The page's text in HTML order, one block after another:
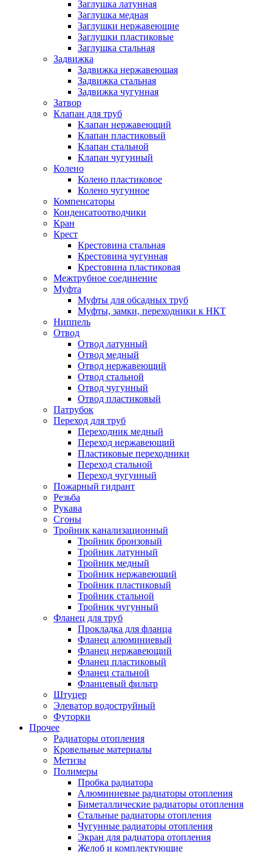
Заглушка латунная
Заглушка медная
Заглушки нержавеющие
Заглушки пластиковые
Заглушка стальная
Задвижка
Задвижка нержавеющая
Задвижка стальная
Задвижка чугунная
Затвор
Клапан для труб
Клапан нержавеющий
Клапан пластиковый
Клапан стальной
Клапан чугунный
Колено
Колено пластиковое
Колено чугунное
Компенсаторы
Конденсатоотводчики
Кран
Крест
Крестовина стальная
Крестовина чугунная
Крестовина пластиковая
Межтрубное соединение
Муфта
Муфты для обсадных труб
Муфты, замки, переходники к НКТ
Ниппель
Отвод
Отвод латунный
Отвод медный
Отвод нержавеющий
Отвод стальной
Отвод чугунный
Отвод пластиковый
Патрубок
Переход для труб
Переходник медный
Переход нержавеющий
Пластиковые переходники
Переход стальной
Переход чугунный
Пожарный гидрант
Резьба
Рукава
Сгоны
Тройник канализационный
Тройник бронзовый
Тройник латунный
Тройник медный
Тройник нержавеющий
Тройник пластиковый
Тройник стальной
Тройник чугунный
Фланец для труб
Прокладка для фланца
Фланец алюминиевый
Фланец нержавеющий
Фланец пластиковый
Фланец стальной
Фланцевый фильтр
Штуцер
Элеватор водоструйный
Футорки
Прочее
Радиаторы отопления
Кровельные материалы
Метизы
Полимеры
Пробка радиатора
Алюминиевые радиаторы отопления
Биметаллические радиаторы отопления
Стальные радиаторы отопления
Чугунные радиаторы отопления
Экран для радиатора отопления
Желоб и комплектующие